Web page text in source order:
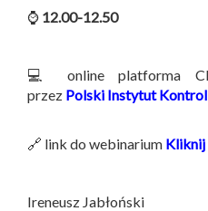
⌚ 12.00-12.50
💻 online platforma
przez Polski Instytut
🔗 link do webinarium
Ireneusz Jabłoński